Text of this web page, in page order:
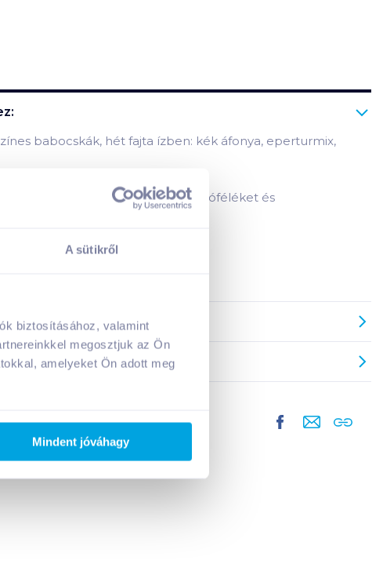
A sütikről
biztosításához, valamint
megosztjuk az Ön
amelyeket Ön adott meg
Mindent jóváhagy
babocskák, hét fajta ízben: kék áfonya, eperturmix,
ahol nem használnak mogyoróféléket és